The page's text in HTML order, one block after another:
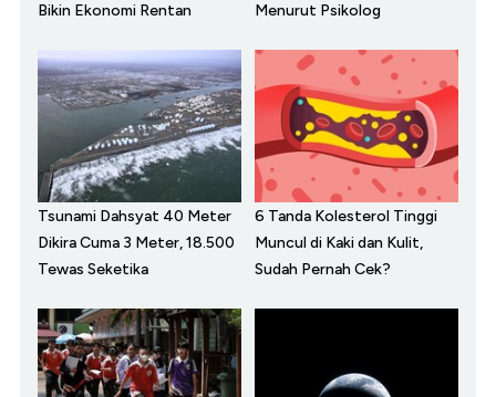
Bikin Ekonomi Rentan
Menurut Psikolog
Tsunami Dahsyat 40 Meter
Dikira Cuma 3 Meter, 18.500
Tewas Seketika
6 Tanda Kolesterol Tinggi
Muncul di Kaki dan Kulit,
Sudah Pernah Cek?